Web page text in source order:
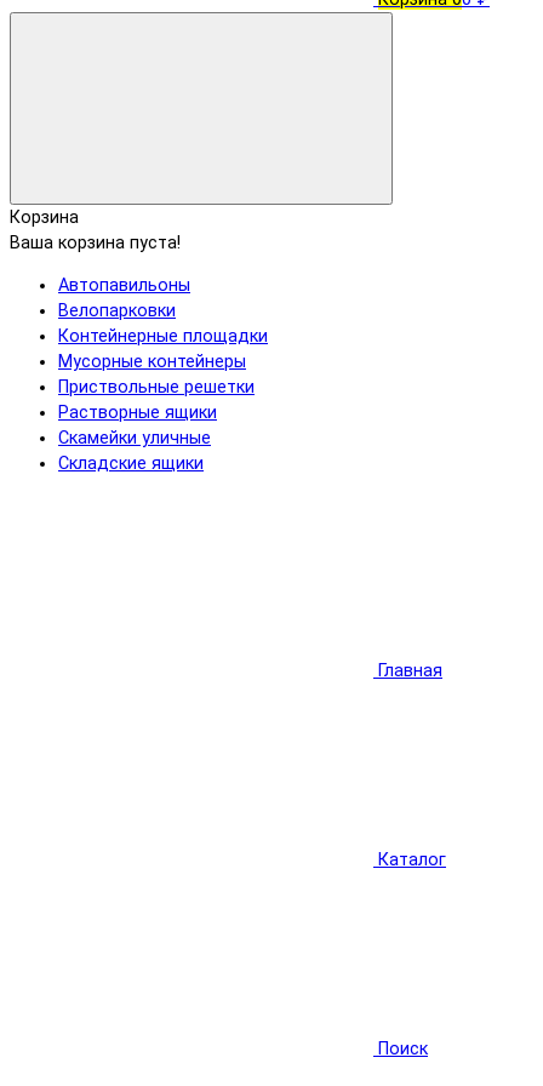
Корзина
Ваша корзина пуста!
Автопавильоны
Велопарковки
Контейнерные площадки
Мусорные контейнеры
Приствольные решетки
Растворные ящики
Скамейки уличные
Складские ящики
Главная
Каталог
Поиск